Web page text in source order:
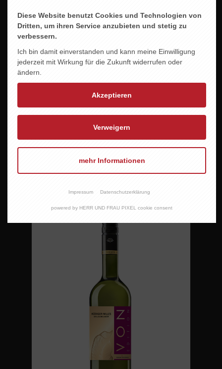
9,60 EUR
Diese Website benutzt Cookies und Technologien von
Dritten, um ihren Service anzubieten und stetig zu
verbessern.
Ich bin damit einverstanden und kann meine Einwilligung
jederzeit mit Wirkung für die Zukunft widerrufen oder
ändern.
Akzeptieren
Verweigern
mehr Informationen
Impressum Datenschutzerklärung
powered by HERR UND FRAU PIXEL cookie consent